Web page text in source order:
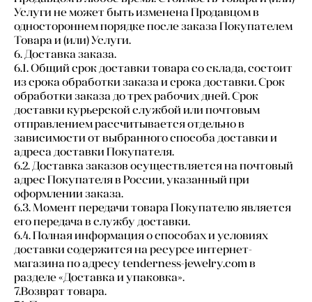
Услуги не может быть изменена Продавцом в
одностороннем порядке после заказа Покупателем
Товара и (или) Услуги.
6. Доставка заказа.
6.1. Общий срок доставки товара со склада, состоит
из срока обработки заказа и срока доставки. Срок
обработки заказа до трех рабочих дней. Срок
доставки курьерской службой или почтовым
отправлением рассчитывается отдельно в
зависимости от выбранного способа доставки и
адреса доставки Покупателя.
6.2. Доставка заказов осуществляется на почтовый
адрес Покупателя в России, указанный при
оформлении заказа.
6.3. Момент передачи товара Покупателю является
его передача в службу доставки.
6.4. Полная информация о способах и условиях
доставки содержится на ресурсе интернет-
магазина по адресу tenderness-jewelry.com в
разделе «Доставка и упаковка».
7.Возврат товара.